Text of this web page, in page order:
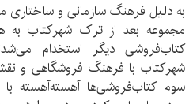
به دلیل فرهنگ سازمانی و ساختاری
مجموعه بعد از ترک شهرکتاب به
کتاب‌‌فروشی دیگر استخدام
شهرکتاب با فرهنگ فروشگاهی و
سوم کتاب‌فروشی‌ها آهسته‌آهسته با